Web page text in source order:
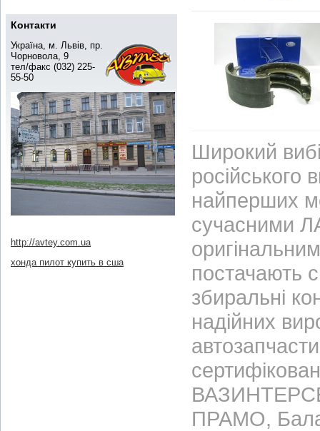
Контакти
Україна, м. Львів, пр.
Чорновола, 9
тел/факс (032) 225-
55-50
http://avtey.com.ua
хонда пилот купить в сша
Широкий
найперших
сучасними
постачають
збиральні
надійних
ПРАМО,